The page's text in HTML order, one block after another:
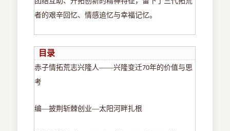
者的艰辛回忆、情感追忆与幸福记忆。
目录
赤子情拓荒志兴隆人——兴隆变迁70年的价值与思
考
编―披荆斩棘创业―太阳河畔扎根